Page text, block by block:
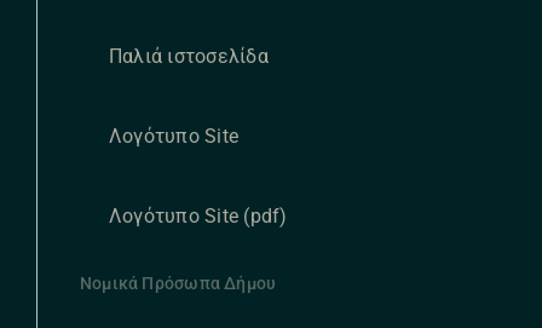
Παλιά ιστοσελίδα
Λογότυπο Site
Λογότυπο Site (pdf)
Νομικά Πρόσωπα Δήμου